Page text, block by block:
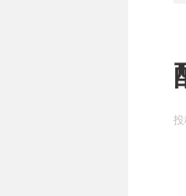
投